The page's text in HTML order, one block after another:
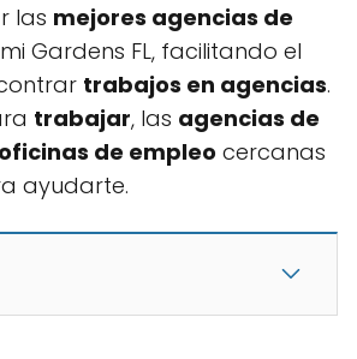
las mejores agencias de
Gardens FL, facilitando el
trabajos en agencias.
trabajar, las agencias de
oficinas de empleo cercanas
ayudarte.